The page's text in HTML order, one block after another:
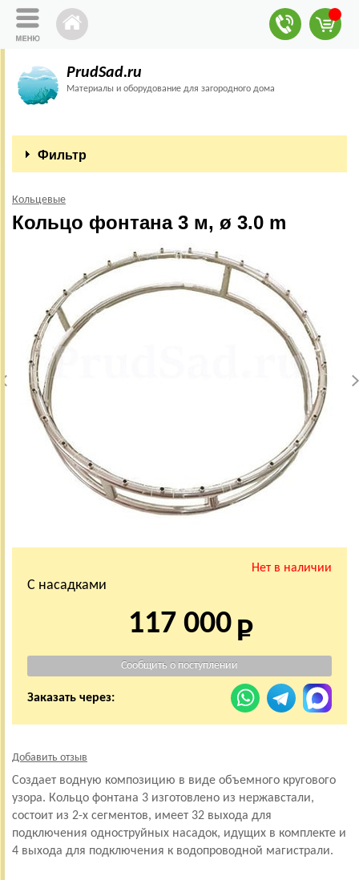
PrudSad.ru
Материалы и оборудование для загородного дома
Фильтр
Кольцевые
Кольцо фонтана 3 м, ø 3.0 m
Нет в наличии
С насадками
117 000
Заказать через:
Добавить отзыв
Создает водную композицию в виде объемного кругового
узора. Кольцо фонтана 3 изготовлено из нержавстали,
состоит из 2-х сегментов, имеет 32 выхода для
подключения одноструйных насадок, идущих в комплекте и
4 выхода для подключения к водопроводной магистрали.